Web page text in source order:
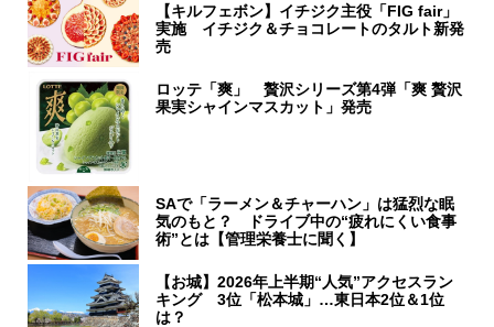
【キルフェボン】イチジク主役「FIG fair」
実施 イチジク＆チョコレートのタルト新発
売
ロッテ「爽」 贅沢シリーズ第4弾「爽 贅沢
果実シャインマスカット」発売
SAで「ラーメン＆チャーハン」は猛烈な眠
気のもと？ ドライブ中の“疲れにくい食事
術”とは【管理栄養士に聞く】
【お城】2026年上半期“人気”アクセスラン
キング 3位「松本城」…東日本2位＆1位
は？